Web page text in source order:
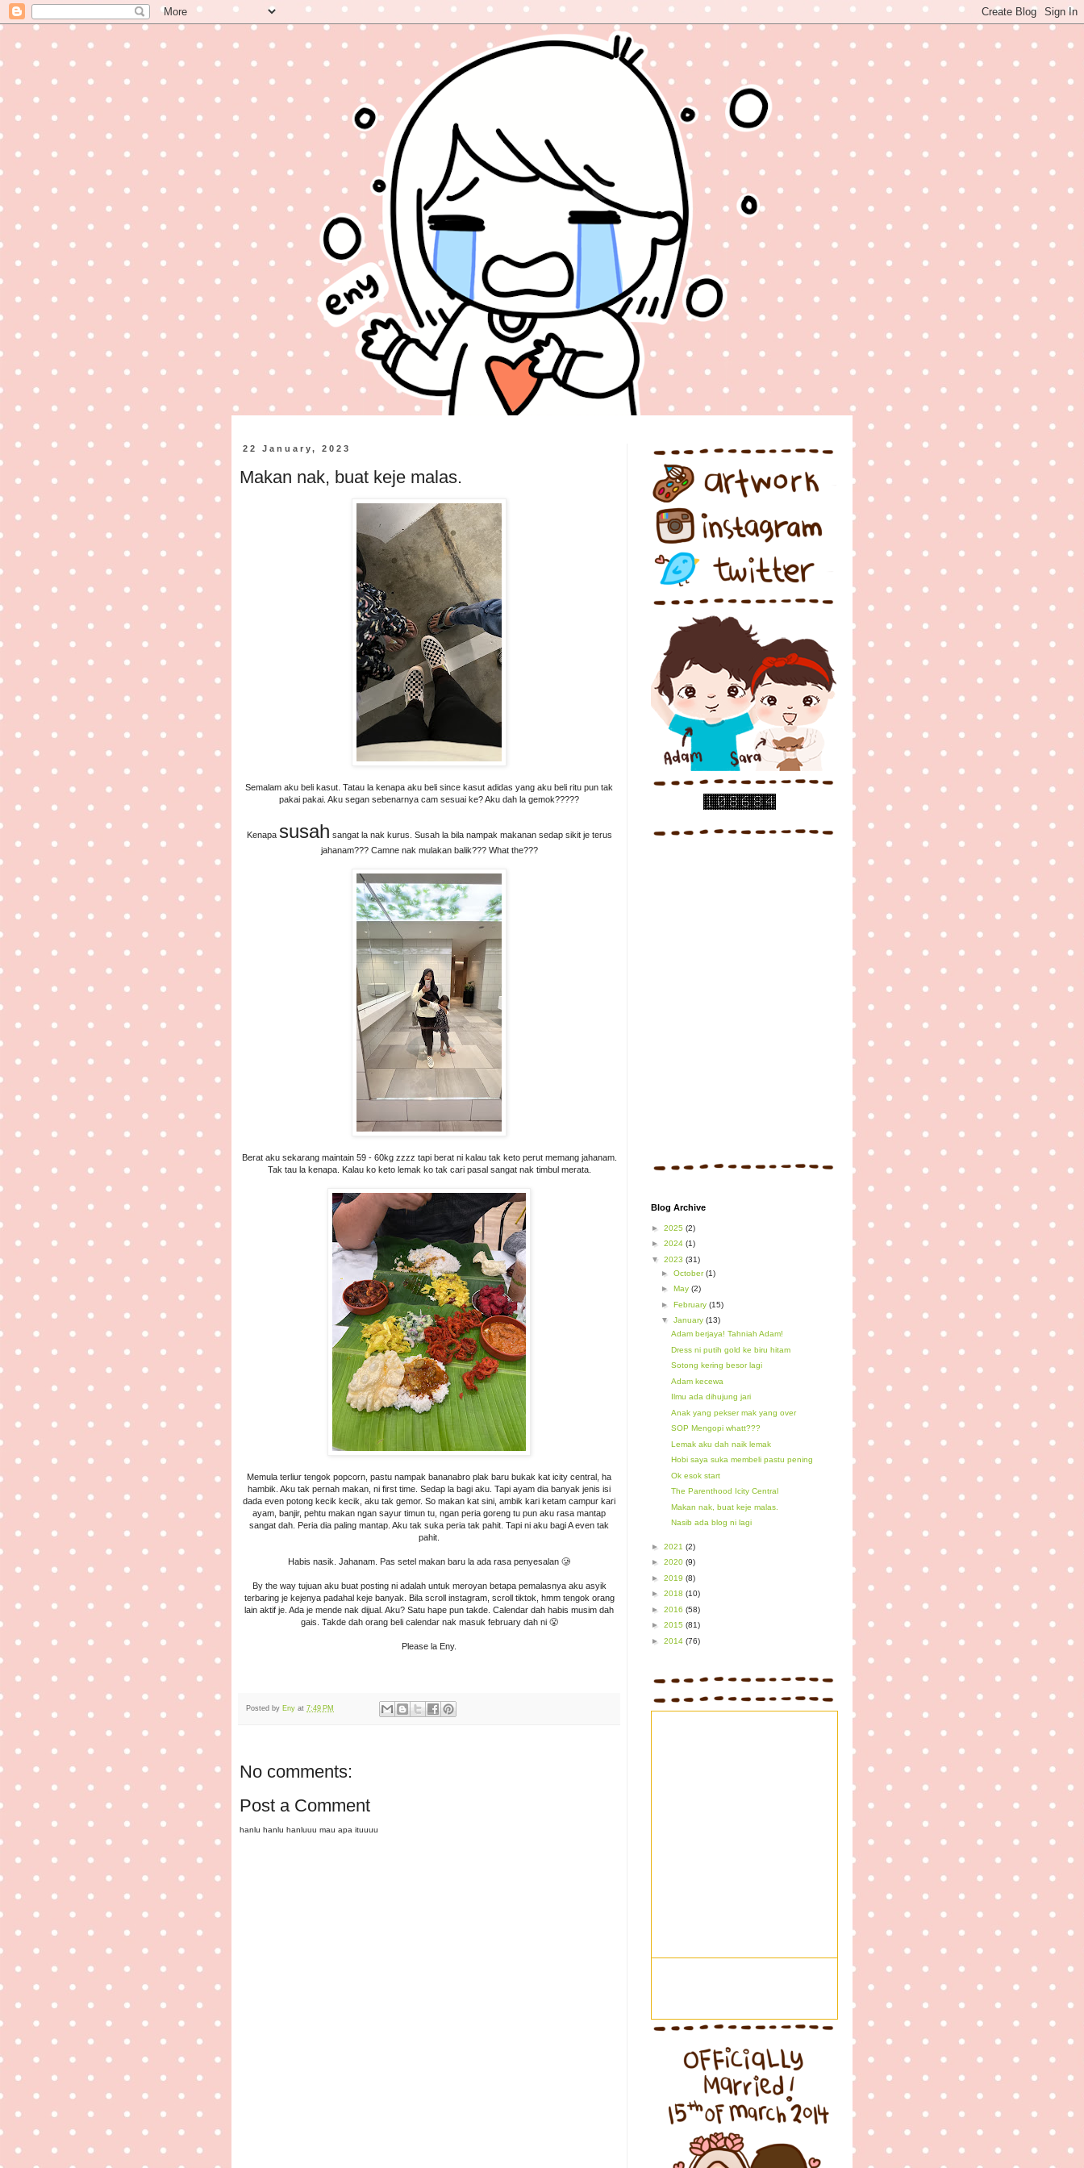
22 January, 2023
Makan nak, buat keje malas.
Semalam aku beli kasut. Tatau la kenapa aku beli since kasut adidas yang aku beli ritu pun tak
pakai pakai. Aku segan sebenarnya cam sesuai ke? Aku dah la gemok?????
Kenapa susah sangat la nak kurus. Susah la bila nampak makanan sedap sikit je terus
jahanam??? Camne nak mulakan balik??? What the???
Berat aku sekarang maintain 59 - 60kg zzzz tapi berat ni kalau tak keto perut memang jahanam.
Tak tau la kenapa. Kalau ko keto lemak ko tak cari pasal sangat nak timbul merata.
Memula terliur tengok popcorn, pastu nampak bananabro plak baru bukak kat icity central, ha
hambik. Aku tak pernah makan, ni first time. Sedap la bagi aku. Tapi ayam dia banyak jenis isi
dada even potong kecik kecik, aku tak gemor. So makan kat sini, ambik kari ketam campur kari
ayam, banjir, pehtu makan ngan sayur timun tu, ngan peria goreng tu pun aku rasa mantap
sangat dah. Peria dia paling mantap. Aku tak suka peria tak pahit. Tapi ni aku bagi A even tak
pahit.
Habis nasik. Jahanam. Pas setel makan baru la ada rasa penyesalan 🥲
By the way tujuan aku buat posting ni adalah untuk meroyan betapa pemalasnya aku asyik
terbaring je kejenya padahal keje banyak. Bila scroll instagram, scroll tiktok, hmm tengok orang
lain aktif je. Ada je mende nak dijual. Aku? Satu hape pun takde. Calendar dah habis musim dah
gais. Takde dah orang beli calendar nak masuk february dah ni 😤
Please la Eny.
Posted by Eny at 7:49 PM
No comments:
Post a Comment
hanlu hanlu hanluuu mau apa ituuuu
Blog Archive
► 2025 (2)
► 2024 (1)
▼ 2023 (31)
► October(1)
► May (2)
► February (15)
▼ January (13)
Adam berjaya! Tahniah Adam!
Dress ni putih gold ke biru hitam
Sotong kering besor lagi
Adam kecewa
Ilmu ada dihujung jari
Anak yang pekser mak yang over
SOP Mengopi whatt???
Lemak aku dah naik lemak
Hobi saya suka membeli pastu pening
Ok esok start
The Parenthood Icity Central
Makan nak, buat keje malas.
Nasib ada blog ni lagi
► 2021 (2)
► 2020 (9)
► 2019 (8)
► 2018 (10)
► 2016 (58)
► 2015 (81)
► 2014 (76)